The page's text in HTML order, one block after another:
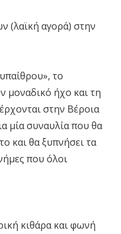
(λαϊκή αγορά) στην
το
μοναδικό ήχο και τη
στην Βέροια
μία συναυλία που θα
και θα ξυπνήσει τα
που όλοι
κιθάρα και φωνή